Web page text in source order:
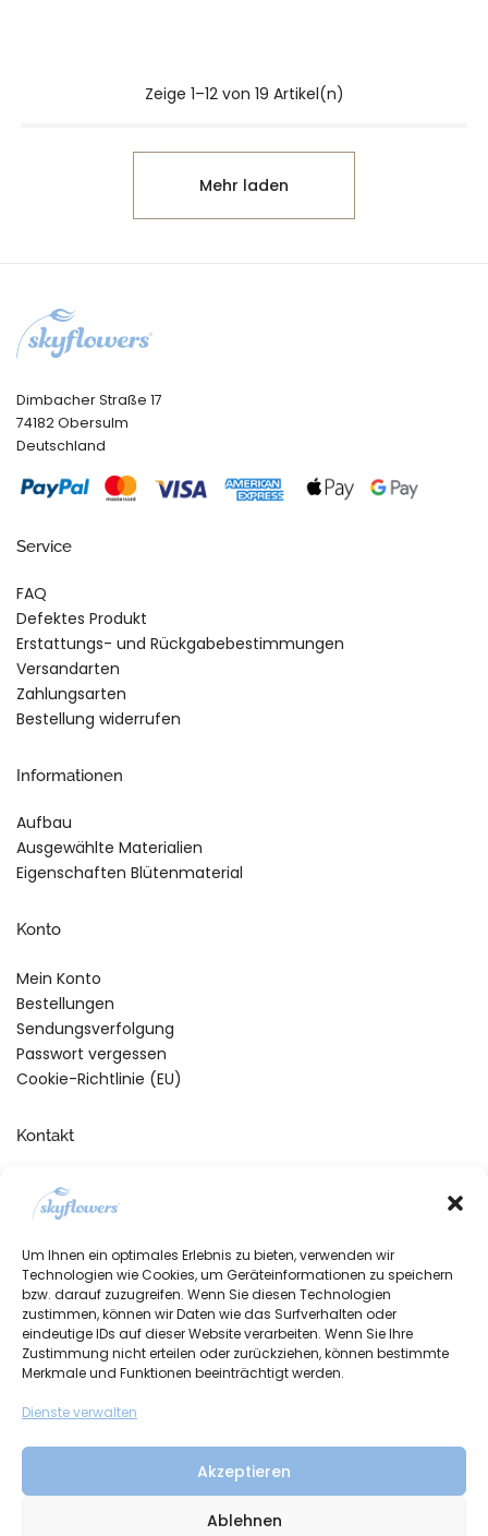
Um Ihnen ein optimales Erlebnis zu bieten, verwenden wir
Technologien wie Cookies, um Geräteinformationen zu speichern
bzw. darauf zuzugreifen. Wenn Sie diesen Technologien
zustimmen, können wir Daten wie das Surfverhalten oder
eindeutige IDs auf dieser Website verarbeiten. Wenn Sie Ihre
Zustimmung nicht erteilen oder zurückziehen, können bestimmte
Merkmale und Funktionen beeinträchtigt werden.
Dienste verwalten
Akzeptieren
Ablehnen
Zeige 1–12 von 19 Artikel(n)
Mehr laden
Dimbacher Straße 17
74182 Obersulm
Deutschland
Service
FAQ
Defektes Produkt
Erstattungs- und Rückgabebestimmungen
Versandarten
Zahlungsarten
Bestellung widerrufen
Informationen
Aufbau
Ausgewählte Materialien
Eigenschaften Blütenmaterial
Konto
Mein Konto
Bestellungen
Sendungsverfolgung
Passwort vergessen
Cookie-Richtlinie (EU)
Kontakt
Telefonische Unterstützung
und Beratung unter:
Mo-Fr, 09:00 – 17:00 Uhr